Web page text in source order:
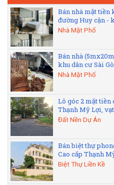
Bán nhà mặt tiền
đường Huy cận -
Nhà Mặt Phố
Bán nhà
khu dân cư Sài
Nhà Mặt Phố
Lô góc 2 mặt
Thạnh Mỹ Lợi,
Đất Nền Dự Án
Bán biệt thự
Cao cấp Thạnh
Biệt Thự Liền Kề